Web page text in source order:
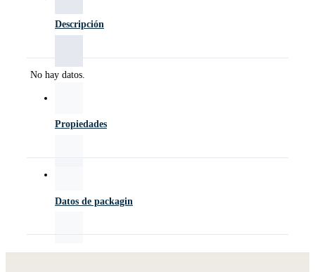
Descripción
No hay datos.
Propiedades
Datos de packagin